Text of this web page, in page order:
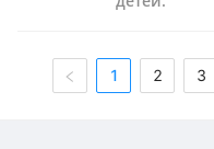
1 2 3